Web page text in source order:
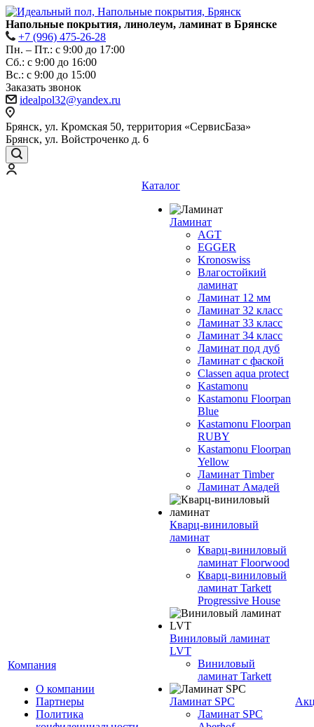
Напольные покрытия, линолеум, ламинат в Брянске
+7 (996) 475-26-28
Пн. – Пт.: с 9:00 до 17:00
Сб.: с 9:00 до 16:00
Bc.: с 9:00 до 15:00
Заказать звонок
idealpol32@yandex.ru
Брянск, ул. Кромская 50, территория «СервисБаза»
Брянск, ул. Войстроченко д. 6
Компания
О компании
Партнеры
Политика
Каталог
Ламинат
AGT
EGGER
Kronoswiss
Влагостойкий
ламинат
Ламинат 12 мм
Ламинат 32 класс
Ламинат 33 класс
Ламинат 34 класс
Ламинат под дуб
Ламинат с фаской
Classen aqua protect
Kastamonu
Kastamonu Floorpan
Blue
Kastamonu Floorpan
RUBY
Kastamonu Floorpan
Yellow
Ламинат Timber
Ламинат Амадей
Кварц-виниловый
ламинат
Кварц-виниловый
ламинат Floorwood
Кварц-виниловый
ламинат Tarkett
Progressive House
Виниловый ламинат
LVT
Виниловый
ламинат Tarkett
Ламинат SPC
Ламинат SPC